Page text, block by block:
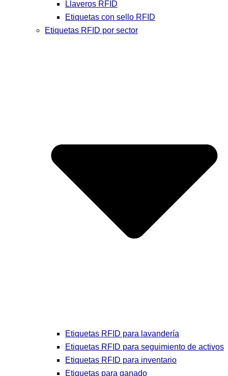
Llaveros RFID
Etiquetas con sello RFID
Etiquetas RFID por sector
Etiquetas RFID para lavandería
Etiquetas RFID para seguimiento de activos
Etiquetas RFID para inventario
Etiquetas para ganado